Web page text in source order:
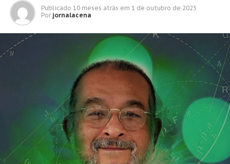
Publicado 10 meses atrás em 1 de outubro de 2025
Por jornalacena